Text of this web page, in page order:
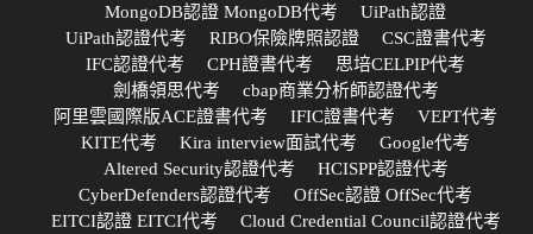
MongoDB認證 MongoDB代考
UiPath認證
UiPath認證代考
RIBO保險牌照認證
CSC證書代考
IFC認證代考
CPH證書代考
思培CELPIP代考
劍橋領思代考
cbap商業分析師認證代考
阿里雲國際版ACE證書代考
IFIC證書代考
VEPT代考
KITE代考
Kira interview面試代考
Google代考
Altered Security認證代考
HCISPP認證代考
CyberDefenders認證代考
OffSec認證 OffSec代考
EITCI認證 EITCI代考
Cloud Credential Council認證代考